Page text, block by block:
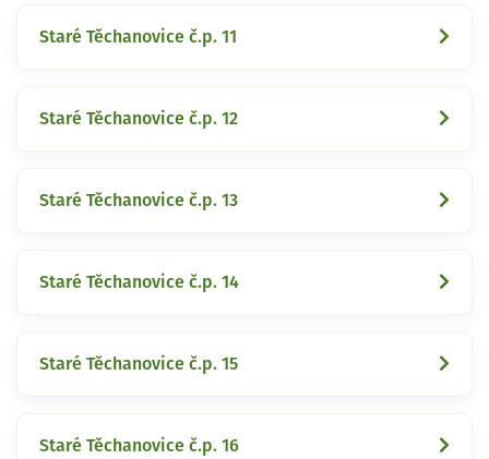
Staré Těchanovice č.p. 11
Staré Těchanovice č.p. 12
Staré Těchanovice č.p. 13
Staré Těchanovice č.p. 14
Staré Těchanovice č.p. 15
Staré Těchanovice č.p. 16